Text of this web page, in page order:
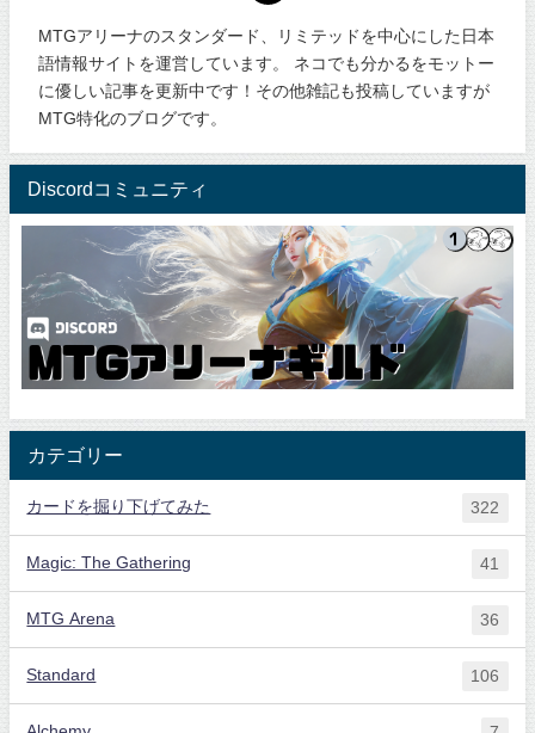
MTGアリーナのスタンダード、リミテッドを中心にした日本
語情報サイトを運営しています。 ネコでも分かるをモットー
に優しい記事を更新中です！その他雑記も投稿していますが
MTG特化のブログです。
Discordコミュニティ
カテゴリー
カードを掘り下げてみた 322
Magic: The Gathering 41
MTG Arena 36
Standard 106